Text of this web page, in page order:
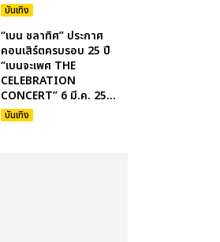
บันเทิง
“เบน ชลาทิศ” ประกาศ
คอนเสิร์ตครบรอบ 25 ปี
“เบนจะเพศ THE
CELEBRATION
CONCERT” 6 มี.ค. 25...
บันเทิง